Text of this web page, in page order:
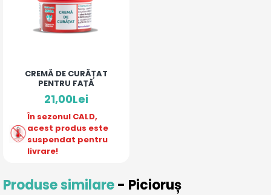
CREMĂ DE CURĂȚAT
PENTRU FAȚĂ
21,00Lei
În sezonul CALD,
acest produs este
suspendat pentru
livrare!
Produse similare- Picioruș